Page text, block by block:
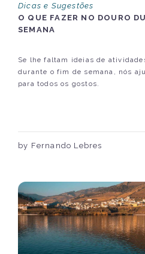
Dicas e Sugestões
O QUE FAZER NO DOURO
SEMANA
Se lhe faltam ideias de
durante o fim de semana, nós
para todos os gostos.
by Fernando Lebres